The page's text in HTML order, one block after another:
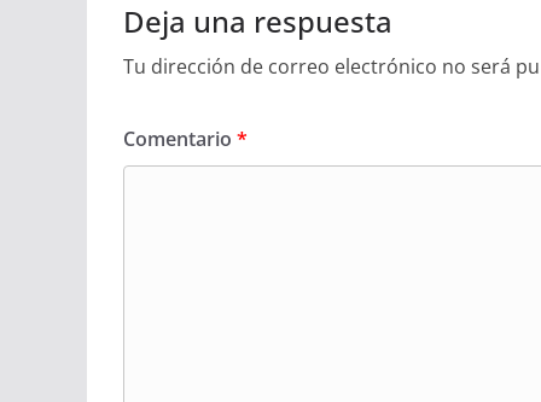
Deja una respuesta
Tu dirección de correo electrónico no será
Comentario *